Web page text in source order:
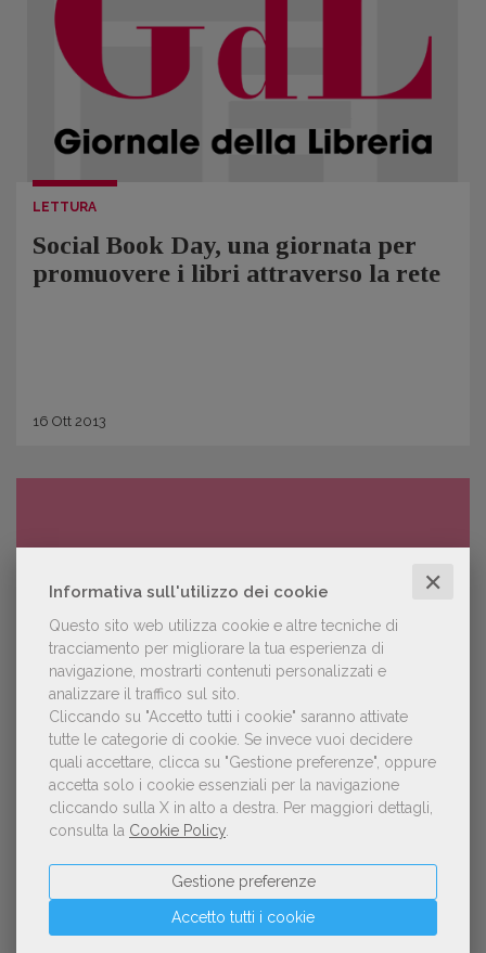
Informativa sull'utilizzo dei cookie ✕
Questo sito web utilizza cookie e altre tecniche di
tracciamento per migliorare la tua esperienza di
navigazione, mostrarti contenuti personalizzati e
analizzare il traffico sul sito.
Cliccando su "Accetto tutti i cookie" saranno attivate
tutte le categorie di cookie. Se invece vuoi decidere
quali accettare, clicca su "Gestione preferenze", oppure
accetta solo i cookie essenziali per la navigazione
cliccando sulla X in alto a destra.
Per maggiori dettagli,
consulta la Cookie Policy
Accetto tutti i cookie
Gestione preferenze
LETTURA
Social Book Day, una giornata per
promuovere i libri attraverso la rete
16 Ott 2013
LETTURA
Quando all’e-book si arriva dalla
pagina